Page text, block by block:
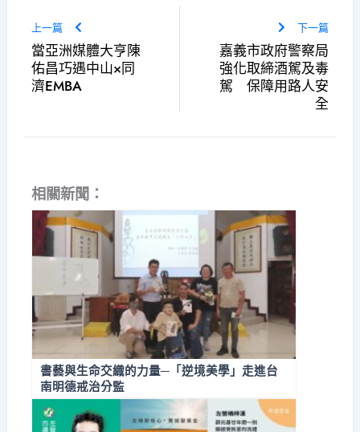
上一篇
當亞洲媒體大亨陳
佑昌巧遇中山×同
濟EMBA
下一篇
嘉義市政府警察局
強化取締酒駕及毒
駕 保障用路人安
全
相關新聞：
書藝與生命交織的力量─「逆境美學」走進台
南明德戒治分監